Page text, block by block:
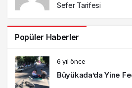
Sefer Tarifesi
Popüler Haberler
6 yıl önce
Büyükada’da Yine